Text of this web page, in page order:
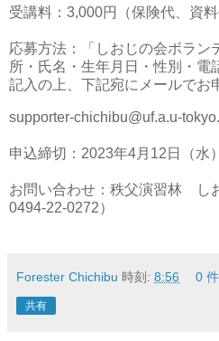
受講料：3,000円（保険代、資料
応募方法：「しおじの会ボラン
所・氏名・生年月日・性別・電
記入の上、下記宛にメールでお
supporter-chichibu@uf.a.u-
申込締切：2023年4月12日（水
お問い合わせ：秩父演習林 し
0494-22-0272）
Forester Chichibu 時刻: 8:56 0
共有